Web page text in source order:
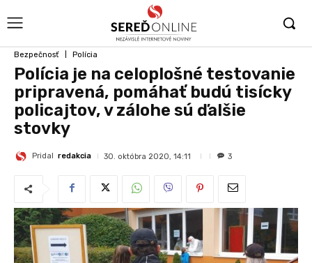
Bezpečnosť Polícia
Polícia je na celoplošné testovanie
pripravená, pomáhať budú tisícky
policajtov, v zálohe sú ďalšie
stovky
Pridal redakcia 30. októbra 2020, 14:11 3